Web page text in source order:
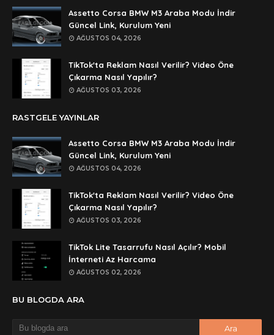
🥰🥰🥰
Anonymous
dedezıplatan31 beğend👌
Anonymous
rar dosyasının şifresi nedir
Anonymous
lan şifre ne şifre
şifre ne
Assetto Corsa BMW M3 Araba Modu İndir
Güncel Link, Kurulum Yeni
AĞUSTOS 04, 2026
TikTok'ta Reklam Nasıl Verilir? Video Öne
Çıkarma Nasıl Yapılır?
AĞUSTOS 03, 2026
RASTGELE YAYINLAR
Assetto Corsa BMW M3 Araba Modu İndir
Güncel Link, Kurulum Yeni
AĞUSTOS 04, 2026
TikTok'ta Reklam Nasıl Verilir? Video Öne
Çıkarma Nasıl Yapılır?
AĞUSTOS 03, 2026
TikTok Lite Tasarrufu Nasıl Açılır? Mobil
İnterneti Az Harcama
AĞUSTOS 02, 2026
BU BLOGDA ARA